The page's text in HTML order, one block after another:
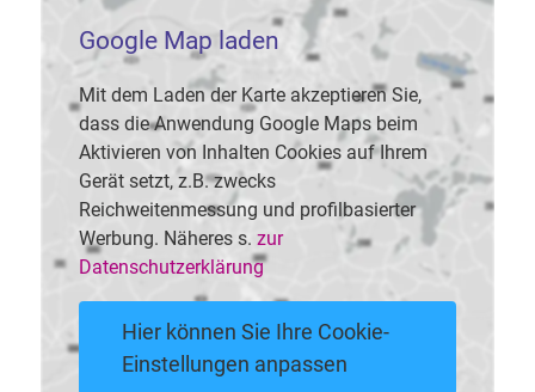
Google Map laden
Mit dem Laden der Karte akzeptieren Sie,
dass die Anwendung Google Maps beim
Aktivieren von Inhalten Cookies auf Ihrem
Gerät setzt, z.B. zwecks
Reichweitenmessung und profilbasierter
Werbung. Näheres s. zur
Datenschutzerklärung
Hier können Sie Ihre Cookie-
Einstellungen anpassen